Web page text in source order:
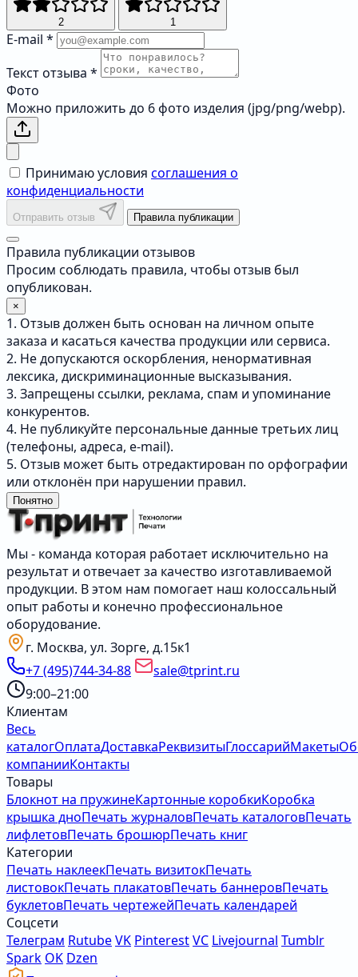
2 1
E-mail *
Текст отзыва *
Фото
Можно приложить до 6 фото изделия (jpg/png/webp).
Принимаю условия соглашения о
конфиденциальности
Отправить отзыв Правила публикации
Правила публикации отзывов
Просим соблюдать правила, чтобы отзыв был
опубликован.
×
1. Отзыв должен быть основан на личном опыте
заказа и касаться качества продукции или сервиса.
2. Не допускаются оскорбления, ненормативная
лексика, дискриминационные высказывания.
3. Запрещены ссылки, реклама, спам и упоминание
конкурентов.
4. Не публикуйте персональные данные третьих лиц
(телефоны, адреса, e-mail).
5. Отзыв может быть отредактирован по орфографии
или отклонён при нарушении правил.
Понятно
Мы - команда которая работает исключительно на
результат и отвечает за качество изготавливаемой
продукции. В этом нам помогает наш колоссальный
опыт работы и конечно профессиональное
оборудование.
г. Москва, ул. Зорге, д.15к1
+7 (495)744-34-88
sale@tprint.ru
9:00–21:00
Клиентам
Весь
каталогОплатаДоставкаРеквизитыГлоссарийМакеты
компанииКонтакты
Товары
Блокнот на пружинеКартонные коробкиКоробка
крышка дноПечать журналовПечать каталоговПечать
лифлетовПечать брошюрПечать книг
Категории
Печать наклеекПечать визитокПечать
листовокПечать плакатовПечать баннеровПечать
буклетовПечать чертежейПечать календарей
Соцсети
Телеграм RutubeVK PinterestVC Livejournal Tumblr
Spark OK Dzen